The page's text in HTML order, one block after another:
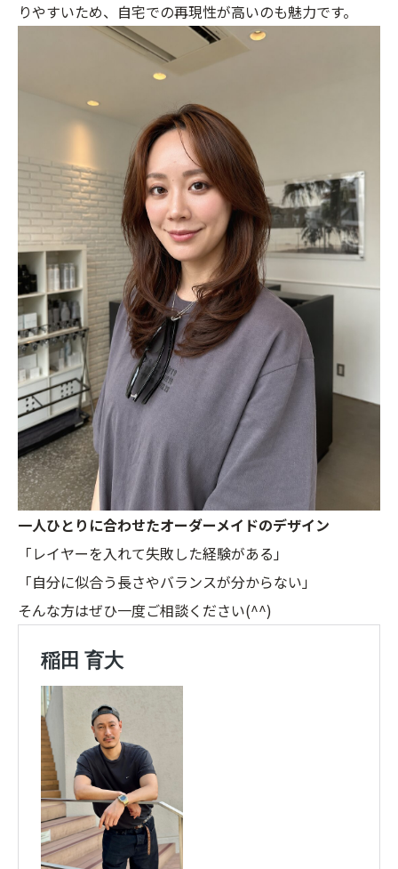
りやすいため、自宅での再現性が高いのも魅力です。
一人ひとりに合わせたオーダーメイドのデザイン
「レイヤーを入れて失敗した経験がある」
「自分に似合う長さやバランスが分からない」
そんな方はぜひ一度ご相談ください(^^)